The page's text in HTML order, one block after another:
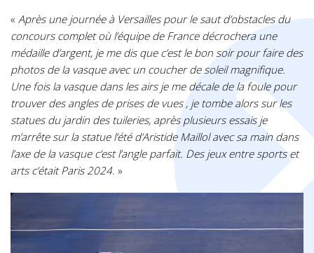
« Après une journée à Versailles pour le saut d’obstacles du
concours complet où l’équipe de France décrochera une
médaille d’argent, je me dis que c’est le bon soir pour faire des
photos de la vasque avec un coucher de soleil magnifique.
Une fois la vasque dans les airs je me décale de la foule pour
trouver des angles de prises de vues , je tombe alors sur les
statues du jardin des tuileries, après plusieurs essais je
m’arrête sur la statue l’été d’Aristide Maillol avec sa main dans
l’axe de la vasque c’est l’angle parfait. Des jeux entre sports et
arts c’était Paris 2024. »